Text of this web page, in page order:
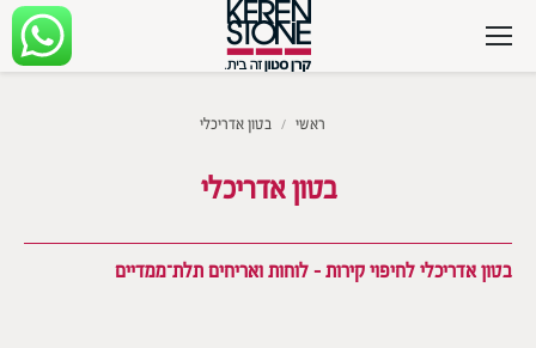
ראשי בטון אדריכלי
בטון אדריכלי
בטון אדריכלי לחיפוי קירות – לוחות ואריחים תלת־ממדיים